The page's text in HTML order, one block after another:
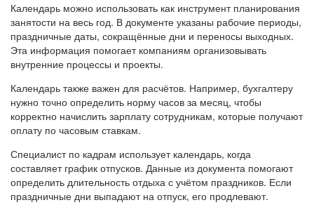
Календарь можно использовать как инструмент планирования
занятости на весь год. В документе указаны рабочие периоды,
праздничные даты, сокращённые дни и переносы выходных.
Эта информация помогает компаниям организовывать
внутренние процессы и проекты.
Календарь также важен для расчётов. Например, бухгалтеру
нужно точно определить норму часов за месяц, чтобы
корректно начислить зарплату сотрудникам, которые получают
оплату по часовым ставкам.
Специалист по кадрам использует календарь, когда
составляет график отпусков. Данные из документа помогают
определить длительность отдыха с учётом праздников. Если
праздничные дни выпадают на отпуск, его продлевают.